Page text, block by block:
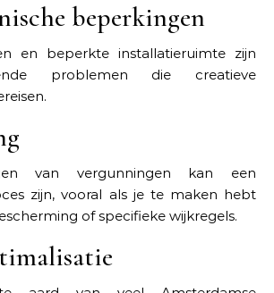
beperkingen
en beperkte installatieruimte zijn
problemen die creatieve
van vergunningen kan een
zijn, vooral als je te maken hebt
of specifieke wijkregels.